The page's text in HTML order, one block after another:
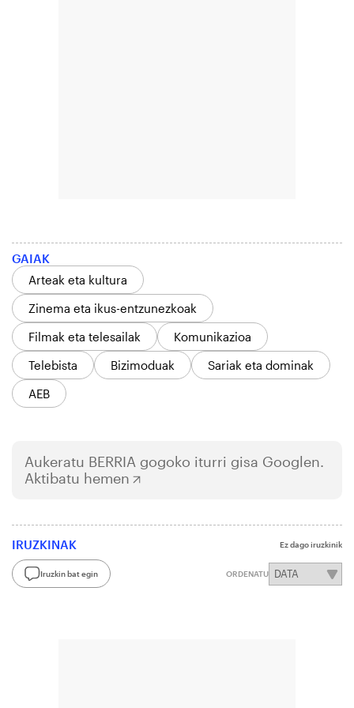
GAIAK
Arteak eta kultura
Zinema eta ikus-entzunezkoak
Filmak eta telesailak
Komunikazioa
Telebista
Bizimoduak
Sariak eta dominak
AEB
Aukeratu BERRIA gogoko iturri gisa Googlen.
Aktibatu hemen
IRUZKINAK Ez dago iruzkinik
Iruzkin bat egin ORDENATU